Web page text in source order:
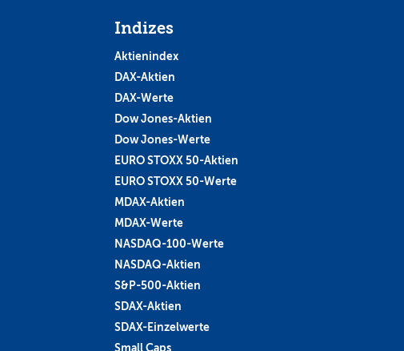
Indizes
Aktienindex
DAX-Aktien
DAX-Werte
Dow Jones-Aktien
Dow Jones-Werte
EURO STOXX 50-Aktien
EURO STOXX 50-Werte
MDAX-Aktien
MDAX-Werte
NASDAQ-100-Werte
NASDAQ-Aktien
S&P-500-Aktien
SDAX-Aktien
SDAX-Einzelwerte
Small Caps